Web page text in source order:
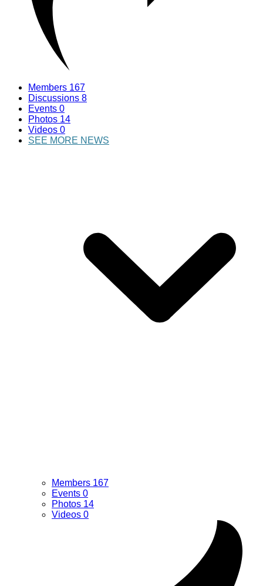
Members 167
Discussions 8
Events 0
Photos 14
Videos 0
SEE MORE NEWS
Members 167
Events 0
Photos 14
Videos 0